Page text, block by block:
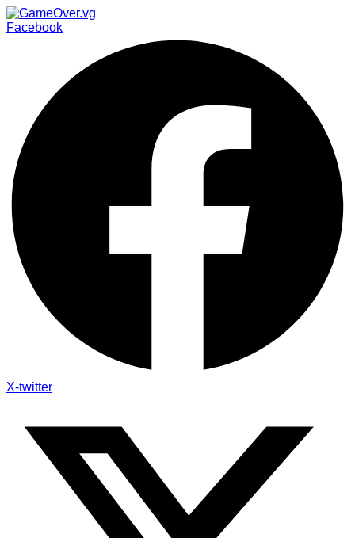
Facebook
X-twitter